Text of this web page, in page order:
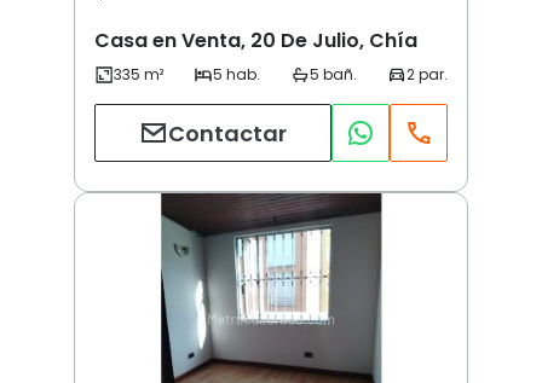
Casa en Venta, 20 De Julio, Chía
Contactar